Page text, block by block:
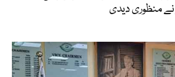
نے منظوری دیدی